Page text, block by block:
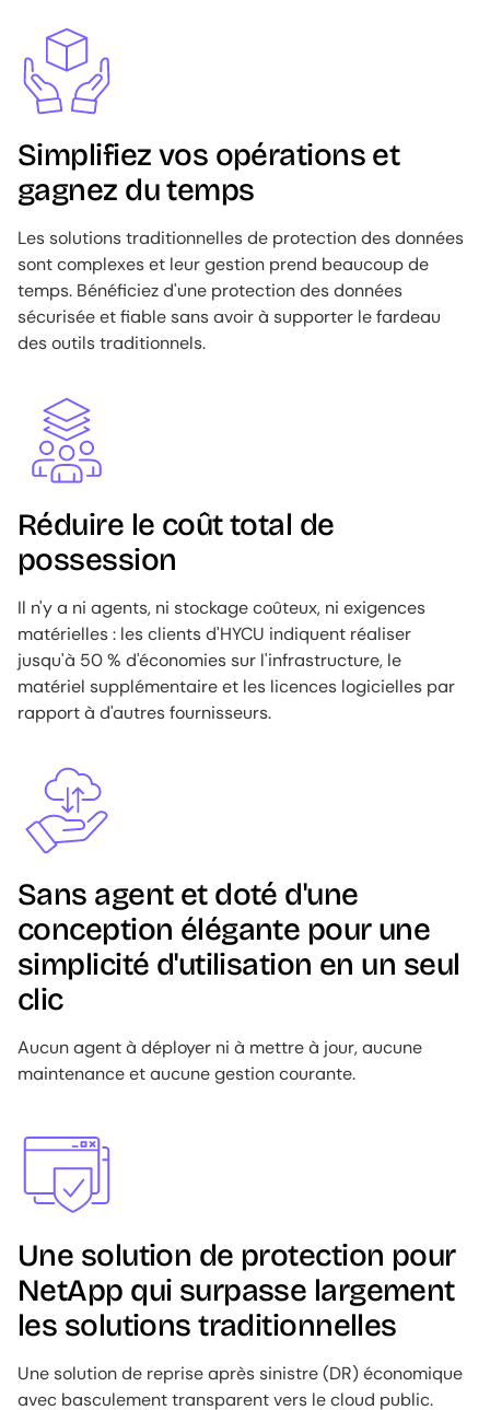
Image
Simplifiez vos opérations et
gagnez du temps
Les solutions traditionnelles de protection des données
sont complexes et leur gestion prend beaucoup de
temps. Bénéficiez d'une protection des données
sécurisée et fiable sans avoir à supporter le fardeau
des outils traditionnels.
Image
Réduire le coût total de
possession
Il n'y a ni agents, ni stockage coûteux, ni exigences
matérielles : les clients d'HYCU indiquent réaliser
jusqu'à 50 % d'économies sur l'infrastructure, le
matériel supplémentaire et les licences logicielles par
rapport à d'autres fournisseurs.
Image
Sans agent et doté d'une
conception élégante pour une
simplicité d'utilisation en un seul
clic
Aucun agent à déployer ni à mettre à jour, aucune
maintenance et aucune gestion courante.
Image
Une solution de protection pour
NetApp qui surpasse largement
les solutions traditionnelles
Une solution de reprise après sinistre (DR) économique
avec basculement transparent vers le cloud public.